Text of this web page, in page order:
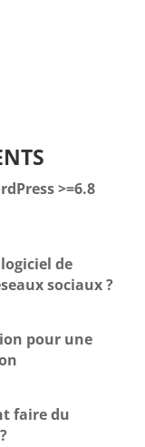
>=6.8
de
sociaux ?
pour une
faire du